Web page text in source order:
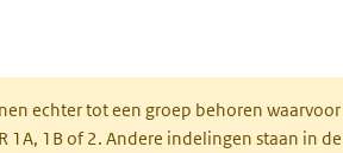
echter tot een groep behoren
1B of 2. Andere indelingen staan in